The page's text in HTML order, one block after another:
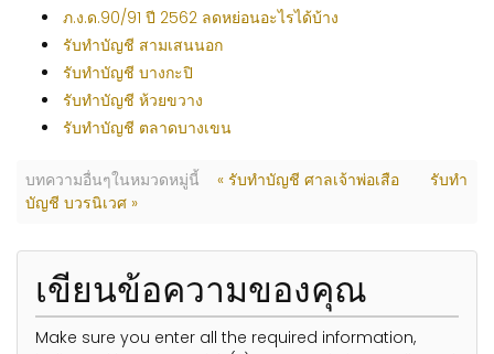
ภ.ง.ด.90/91 ปี 2562 ลดหย่อนอะไรได้บ้าง
รับทำบัญชี สามเสนนอก
รับทำบัญชี บางกะปิ
รับทำบัญชี ห้วยขวาง
รับทำบัญชี ตลาดบางเขน
บทความอื่นๆในหมวดหมู่นี้ « รับทำบัญชี ศาลเจ้าพ่อเสือ
รับทำ
บัญชี บวรนิเวศ »
เขียนข้อความของคุณ
Make sure you enter all the required information,